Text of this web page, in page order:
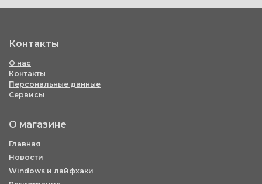
Контакты
О нас
Контакты
Персональные данные
Сервисы
О магазине
Главная
Новости
Windows и лайфхаки